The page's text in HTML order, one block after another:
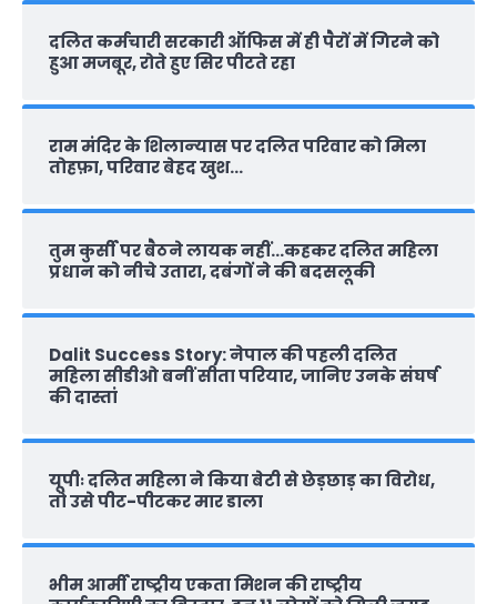
दलित कर्मचारी सरकारी ऑफ‍िस में ही पैरों में गिरने को
हुआ मजबूर, रोते हुए सिर पीटते रहा
राम मंदिर के शिलान्‍यास पर दलित परिवार को मिला
तोहफ़ा, परिवार बेहद खुश…
तुम कुर्सी पर बैठने लायक नहीं…कहकर दलित महिला
प्रधान को नीचे उतारा, दबंगों ने की बदसलूकी
Dalit Success Story: नेपाल की पहली दलित
महिला सीडीओ बनीं सीता परियार, जानिए उनके संघर्ष
की दास्‍तां
यूपीः दलित महिला ने किया बेटी से छेड़छाड़ का विरोध,
तो उसे पीट-पीटकर मार डाला
भीम आर्मी राष्‍ट्रीय एकता मिशन की राष्‍ट्रीय